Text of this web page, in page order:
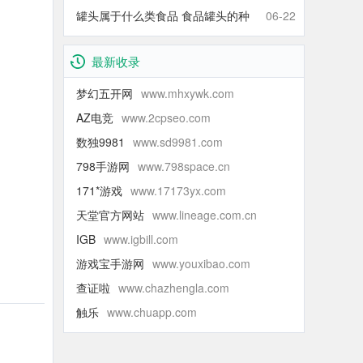
什么青的还那么甜】
罐头属于什么类食品 食品罐头的种
类有哪些
06-22
最新收录
梦幻五开网 www.mhxywk.com
AZ电竞 www.2cpseo.com
数独9981
www.sd9981.com
798手游网 www.798space.cn
171*游戏 www.17173yx.com
天堂官方网站 www.lineage.com.cn
IGB www.igbill.com
游戏宝手游网 www.youxibao.com
查证啦 www.chazhengla.com
触乐 www.chuapp.com